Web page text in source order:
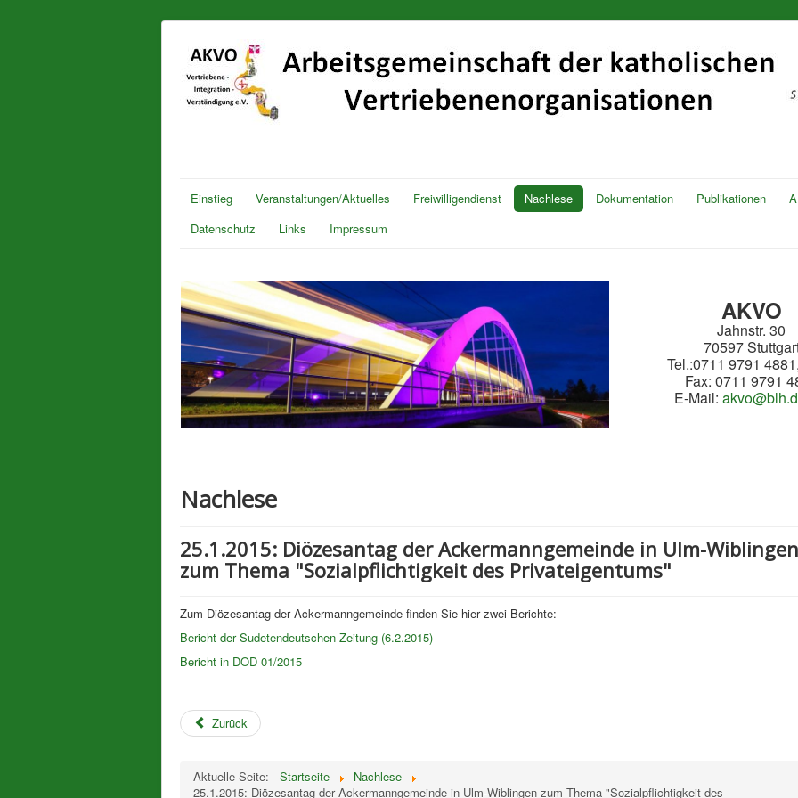
Einstieg Veranstaltungen/Aktuelles Freiwilligendienst Nachlese Dokumentation Publikationen
Datenschutz
Links Impressum
AKVO
Jahnstr. 30
70597
Tel.:0711 9791
Fax: 0711 9791
E-Mail:
Nachlese
25.1.2015: Diözesantag der Ackermanngemeinde in Ulm-Wiblingen
zum Thema "Sozialpflichtigkeit des Privateigentums"
Zum Diözesantag der Ackermanngemeinde finden Sie hier zwei Berichte:
Bericht der Sudetendeutschen Zeitung (6.2.2015)
Bericht in DOD 01/2015
Zurück
Aktuelle Seite: Startseite
Nachlese
25.1.2015: Diözesantag der Ackermanngemeinde in Ulm-Wiblingen zum Thema "Sozialpflichtigkeit des